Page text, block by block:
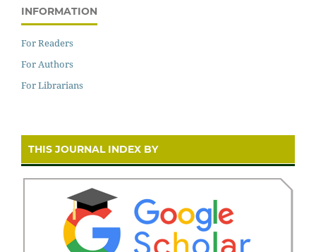
INFORMATION
For Readers
For Authors
For Librarians
THIS JOURNAL INDEX BY